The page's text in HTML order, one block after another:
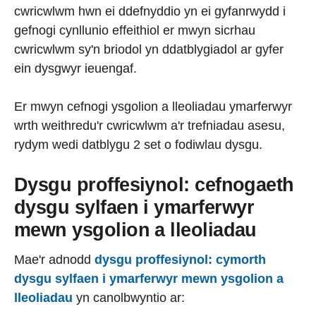
cwricwlwm hwn ei ddefnyddio yn ei gyfanrwydd i
gefnogi cynllunio effeithiol er mwyn sicrhau
cwricwlwm sy'n briodol yn ddatblygiadol ar gyfer
ein dysgwyr ieuengaf.
Er mwyn cefnogi ysgolion a lleoliadau ymarferwyr
wrth weithredu'r cwricwlwm a'r trefniadau asesu,
rydym wedi datblygu 2 set o fodiwlau dysgu.
Dysgu proffesiynol: cefnogaeth
dysgu sylfaen i ymarferwyr
mewn ysgolion a lleoliadau
Mae'r adnodd dysgu proffesiynol: cymorth
dysgu sylfaen i ymarferwyr mewn ysgolion a
lleoliadau yn canolbwyntio ar: